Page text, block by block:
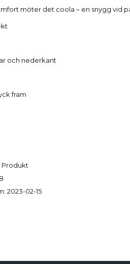
möter det coola – en snygg vid
och nederkant
fram
Produkt
2023-02-15